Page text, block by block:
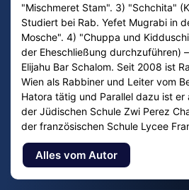
"Mischmeret Stam". 3) "Schchita"
Studiert bei Rab. Yefet Mugrabi in
Mosche". 4) "Chuppa und
der Eheschließung durchzuführen)
Elijahu Bar Schalom. Seit 2008 ist
Wien als Rabbiner und Leiter vom
Hatora tätig und Parallel dazu ist er
der Jüdischen Schule Zwi Perez
der französischen Schule Lycee
Alles vom Autor